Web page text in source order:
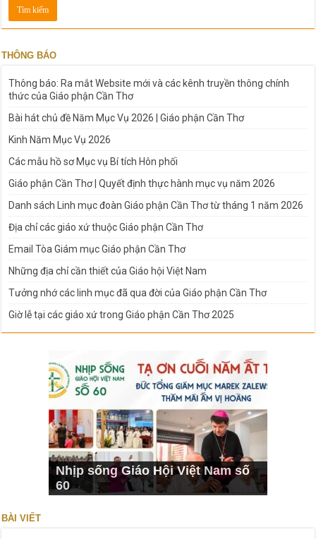
THÔNG BÁO
Thông báo: Ra mắt Website mới và các kênh truyền thông chính
thức của Giáo phận Cần Thơ
Bài hát chủ đề Năm Mục Vụ 2026 | Giáo phận Cần Thơ
Kinh Năm Mục Vụ 2026
Các mẫu hồ sơ Mục vụ Bí tích Hôn phối
Giáo phận Cần Thơ | Quyết định thực hành mục vụ năm 2026
Danh sách Linh mục đoàn Giáo phận Cần Thơ từ tháng 1 năm 2026
Địa chỉ các giáo xứ thuộc Giáo phận Cần Thơ
Email Tòa Giám mục Giáo phận Cần Thơ
Những địa chỉ cần thiết của Giáo hội Việt Nam
Tưởng nhớ các linh mục đã qua đời của Giáo phận Cần Thơ
Giờ lễ tại các giáo xứ trong Giáo phận Cần Thơ 2025
Nhịp sống Giáo Hội Việt Nam số
60
BÀI VIẾT